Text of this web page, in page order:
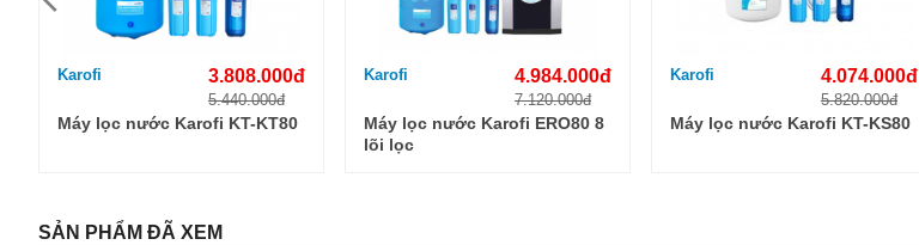
Karofi 3.808.000đ
5.440.000đ
Máy lọc nước Karofi KT-KT80
Karofi 4.984.000đ
7.120.000đ
Máy lọc nước Karofi ERO80 8
lõi lọc
Karofi 4.074.000đ
5.820.000đ
Máy lọc nước Karofi KT-KS80
SẢN PHẨM ĐÃ XEM